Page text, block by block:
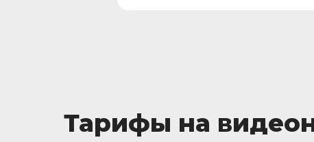
Тарифы на